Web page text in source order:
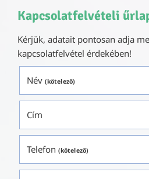
Kapcsolatfelvételi
Kérjük, adatait pontosan adja
kapcsolatfelvétel érdekében!
Név (kötelező)
Cím
Telefon (kötelező)